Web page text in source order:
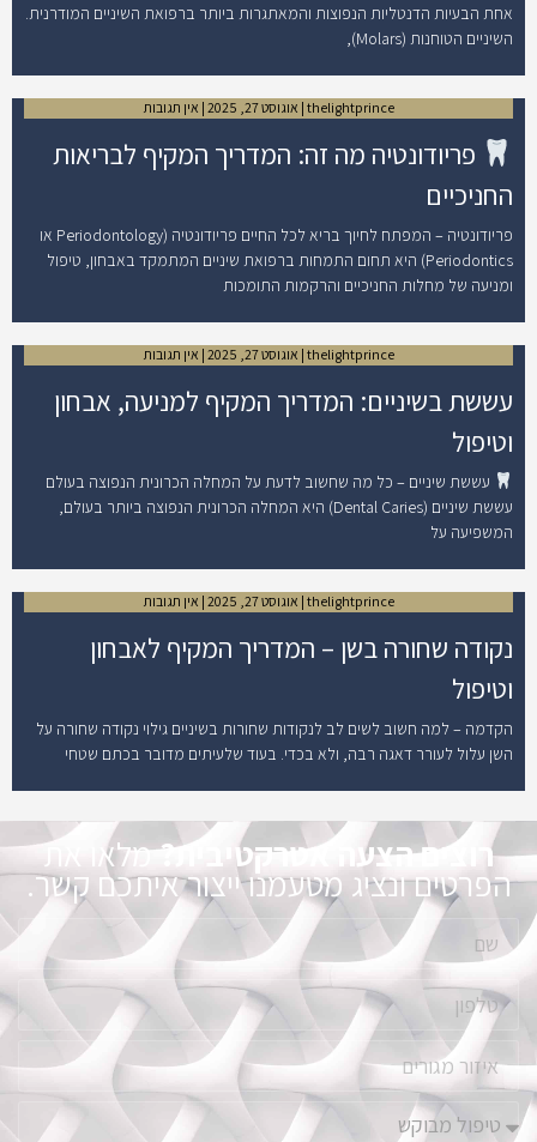
אחת הבעיות הדנטליות הנפוצות והמאתגרות ביותר ברפואת השיניים המודרנית.
השיניים הטוחנות (Molars),
פריודונטיה מה זה: המדריך המקיף לבריאות
החניכיים
thelightprince אוגוסט 27, 2025 אין תגובות
פריודונטיה – המפתח לחיוך בריא לכל החיים פריודונטיה (Periodontology או
Periodontics) היא תחום התמחות ברפואת שיניים המתמקד באבחון, טיפול
ומניעה של מחלות החניכיים והרקמות התומכות
עששת בשיניים: המדריך המקיף למניעה, אבחון
וטיפול
thelightprince אוגוסט 27, 2025 אין תגובות
עששת שיניים – כל מה שחשוב לדעת על המחלה הכרונית הנפוצה בעולם
עששת שיניים (Dental Caries) היא המחלה הכרונית הנפוצה ביותר בעולם,
המשפיעה על
נקודה שחורה בשן – המדריך המקיף לאבחון
וטיפול
thelightprince אוגוסט 27, 2025 אין תגובות
הקדמה – למה חשוב לשים לב לנקודות שחורות בשיניים גילוי נקודה שחורה על
השן עלול לעורר דאגה רבה, ולא בכדי. בעוד שלעיתים מדובר בכתם שטחי
רוצים הצעה אטרקטיבית?מלאו את
הפרטים ונציג מטעמנו ייצור איתכם קשר.